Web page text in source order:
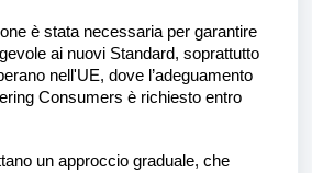
è stata necessaria per garantire
ai nuovi Standard, soprattutto
nell'UE, dove l’adeguamento
Consumers è richiesto entro
un approccio graduale, che